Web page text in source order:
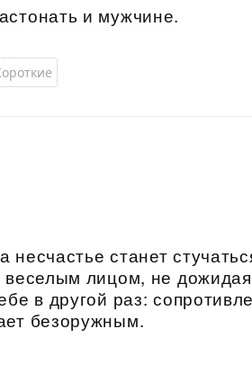
и мужчине.
несчастье станет
веселым лицом, не
в другой раз:
безоружным.